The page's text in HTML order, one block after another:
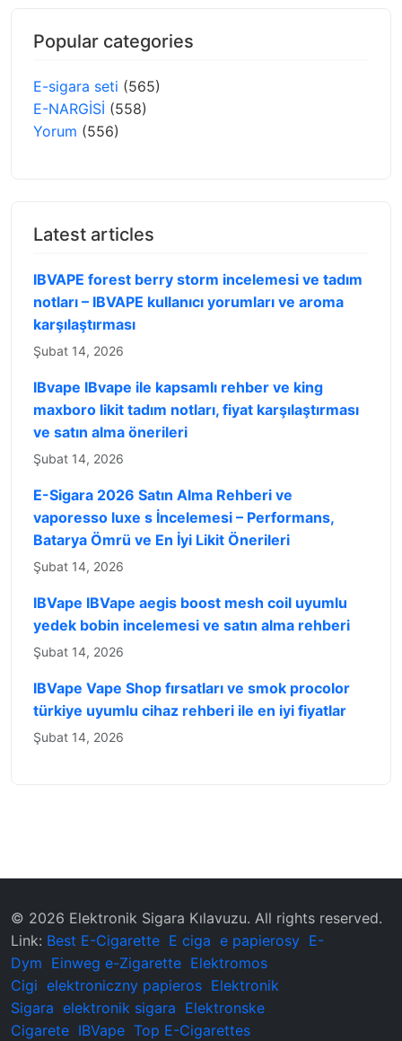
Popular categories
E-sigara seti (565)
E-NARGİSİ (558)
Yorum (556)
Latest articles
IBVAPE forest berry storm incelemesi ve tadım
notları – IBVAPE kullanıcı yorumları ve aroma
karşılaştırması
Şubat 14, 2026
IBvape IBvape ile kapsamlı rehber ve king
maxboro likit tadım notları, fiyat karşılaştırması
ve satın alma önerileri
Şubat 14, 2026
E-Sigara 2026 Satın Alma Rehberi ve
vaporesso luxe s İncelemesi – Performans,
Batarya Ömrü ve En İyi Likit Önerileri
Şubat 14, 2026
IBVape IBVape aegis boost mesh coil uyumlu
yedek bobin incelemesi ve satın alma rehberi
Şubat 14, 2026
IBVape Vape Shop fırsatları ve smok procolor
türkiye uyumlu cihaz rehberi ile en iyi fiyatlar
Şubat 14, 2026
© 2026 ‌Elektronik Sigara Kılavuzu‌. All rights reserved.
Link: Best E-Cigarette E ciga e papierosy E-
Dym Einweg e-Zigarette Elektromos
Cigi elektroniczny papieros Elektronik
Sigara elektronik sigara Elektronske
Cigarete IBVape Top E-Cigarettes